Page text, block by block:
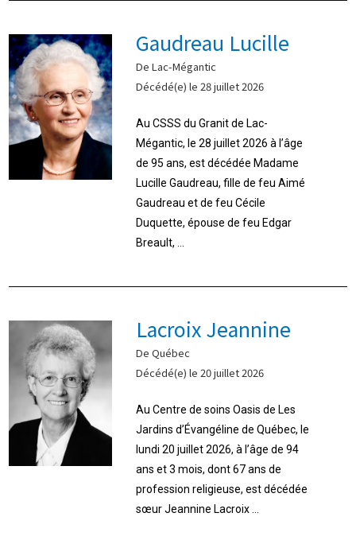
Gaudreau Lucille
De Lac-Mégantic
Décédé(e) le 28 juillet 2026
Au CSSS du Granit de Lac-
Mégantic, le 28 juillet 2026 à l’âge
de 95 ans, est décédée Madame
Lucille Gaudreau, fille de feu Aimé
Gaudreau et de feu Cécile
Duquette, épouse de feu Edgar
Breault, ...
Lacroix Jeannine
De Québec
Décédé(e) le 20 juillet 2026
Au Centre de soins Oasis de Les
Jardins d’Évangéline de Québec, le
lundi 20 juillet 2026, à l’âge de 94
ans et 3 mois, dont 67 ans de
profession religieuse, est décédée
sœur Jeannine Lacroix ...